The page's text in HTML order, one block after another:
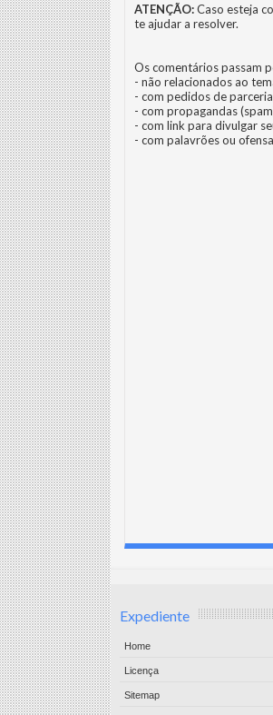
ATENÇÃO:Caso esteja
te ajudar a resolver.
Os comentários passam
- não relacionados ao
- com pedidos de
- com propagandas
- com link para divulgar
- com palavrões ou
Expediente
Home
Licença
Sitemap